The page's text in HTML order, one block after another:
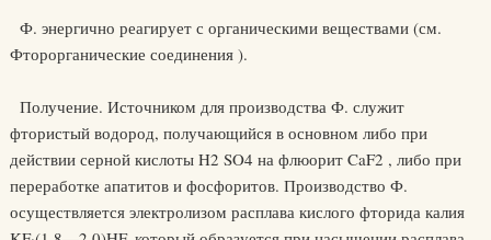
Ф. энергично реагирует с органическими веществами (см.
Фторорганические соединения ).
Получение. Источником для производства Ф. служит
фтористый водород, получающийся в основном либо при
действии серной кислоты H2 SO4 на флюорит CaF2 , либо при
переработке апатитов и фосфоритов. Производство Ф.
осуществляется электролизом расплава кислого фторида калия